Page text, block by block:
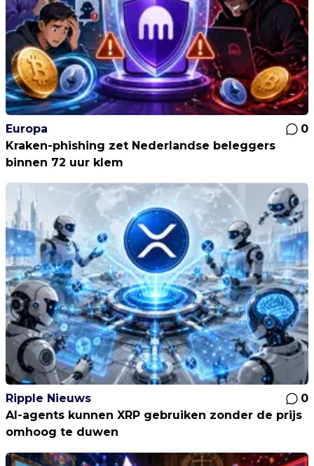
Europa
0
Kraken-phishing zet Nederlandse beleggers
binnen 72 uur klem
Ripple Nieuws
0
AI-agents kunnen XRP gebruiken zonder de prijs
omhoog te duwen